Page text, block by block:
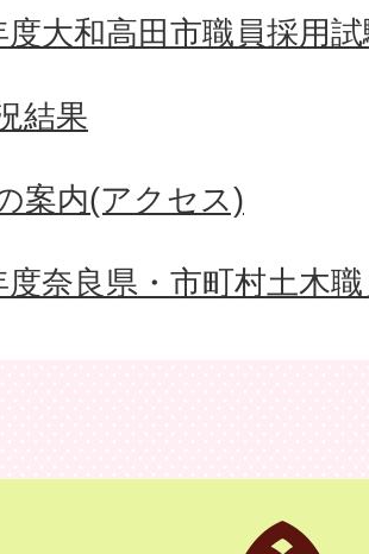
度大和高田市職員採用
結果
案内(アクセス)
度奈良県・市町村土木